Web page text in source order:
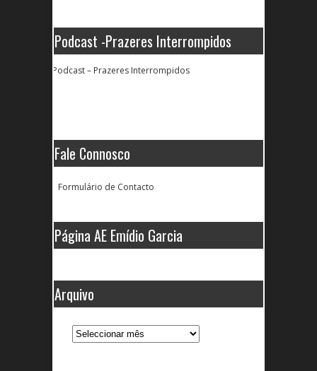
Podcast -Prazeres Interrompidos
Podcast – Prazeres Interrompidos
Fale Connosco
Formulário de Contacto
Página AE Emídio Garcia
Arquivo